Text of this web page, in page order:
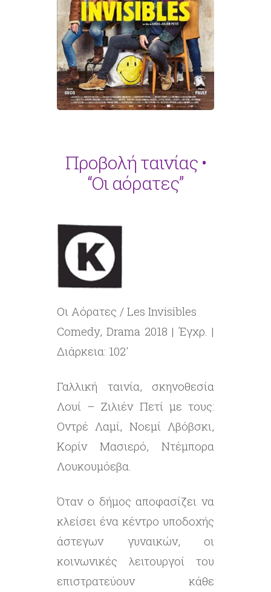
Προβολή ταινίας •
“Οι αόρατες”
Οι Αόρατες / Les Invisibles
Comedy, Drama 2018 | Έγχρ. |
Διάρκεια: 102′
Γαλλική ταινία, σκηνοθεσία
Λουί – Ζιλιέν Πετί με τους:
Οντρέ Λαμί, Νοεμί Λβόβσκι,
Κορίν Μασιερό, Ντέμπορα
Λουκουμόεβα.
Όταν ο δήμος αποφασίζει να
κλείσει ένα κέντρο υποδοχής
άστεγων γυναικών, οι
κοινωνικές λειτουργοί του
επιστρατεύουν κάθε